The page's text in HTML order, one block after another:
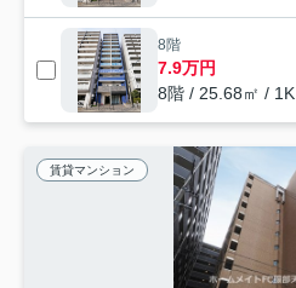
8階
7.9万円
8階 / 25.68㎡ / 1K
賃貸マンション